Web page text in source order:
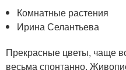
Комнатные растения
Ирина Селантьева
Прекрасные цветы, чаще
весьма спонтанно.